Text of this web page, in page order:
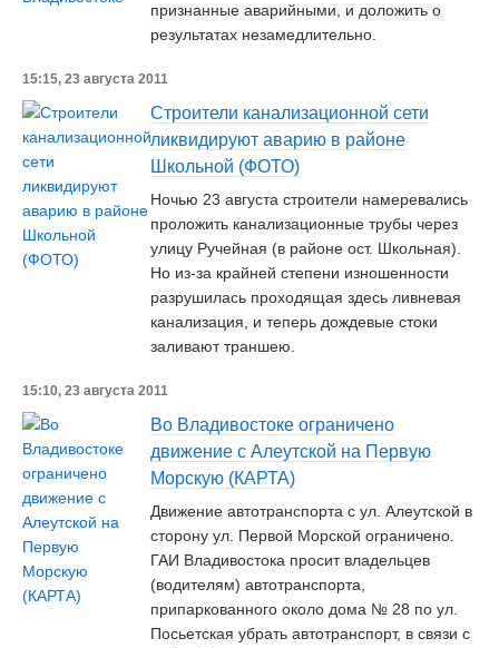
признанные аварийными, и доложить о
результатах незамедлительно.
15:15, 23 августа 2011
Строители канализационной сети
ликвидируют аварию в районе
Школьной (ФОТО)
Ночью 23 августа строители намеревались
проложить канализационные трубы через
улицу Ручейная (в районе ост. Школьная).
Но из-за крайней степени изношенности
разрушилась проходящая здесь ливневая
канализация, и теперь дождевые стоки
заливают траншею.
15:10, 23 августа 2011
Во Владивостоке ограничено
движение с Алеутской на Первую
Морскую (КАРТА)
Движение автотранспорта с ул. Алеутской в
сторону ул. Первой Морской ограничено.
ГАИ Владивостока просит владельцев
(водителям) автотранспорта,
припаркованного около дома № 28 по ул.
Посьетская убрать автотранспорт, в связи с